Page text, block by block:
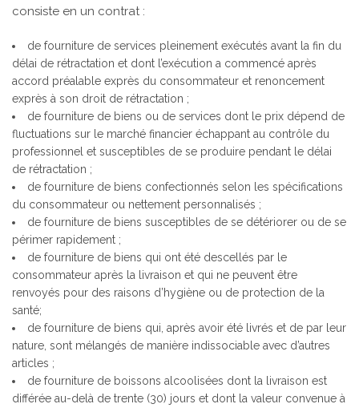
consiste en un contrat :
de fourniture de services pleinement exécutés avant la fin du
délai de rétractation et dont l’exécution a commencé après
accord préalable exprès du consommateur et renoncement
exprès à son droit de rétractation ;
de fourniture de biens ou de services dont le prix dépend de
fluctuations sur le marché financier échappant au contrôle du
professionnel et susceptibles de se produire pendant le délai
de rétractation ;
de fourniture de biens confectionnés selon les spécifications
du consommateur ou nettement personnalisés ;
de fourniture de biens susceptibles de se détériorer ou de se
périmer rapidement ;
de fourniture de biens qui ont été descellés par le
consommateur après la livraison et qui ne peuvent être
renvoyés pour des raisons d’hygiène ou de protection de la
santé;
de fourniture de biens qui, après avoir été livrés et de par leur
nature, sont mélangés de manière indissociable avec d’autres
articles ;
de fourniture de boissons alcoolisées dont la livraison est
différée au-delà de trente (30) jours et dont la valeur convenue à